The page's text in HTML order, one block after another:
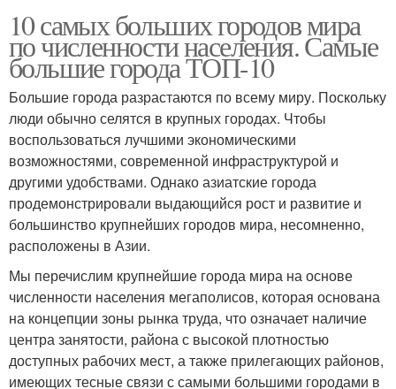
10 самых больших городов мира
по численности населения. Самые
большие города ТОП-10
Большие города разрастаются по всему миру. Поскольку
люди обычно селятся в крупных городах. Чтобы
воспользоваться лучшими экономическими
возможностями, современной инфраструктурой и
другими удобствами. Однако азиатские города
продемонстрировали выдающийся рост и развитие и
большинство крупнейших городов мира, несомненно,
расположены в Азии.
Мы перечислим крупнейшие города мира на основе
численности населения мегаполисов, которая основана
на концепции зоны рынка труда, что означает наличие
центра занятости, района с высокой плотностью
доступных рабочих мест, а также прилегающих районов,
имеющих тесные связи с самыми большими городами в